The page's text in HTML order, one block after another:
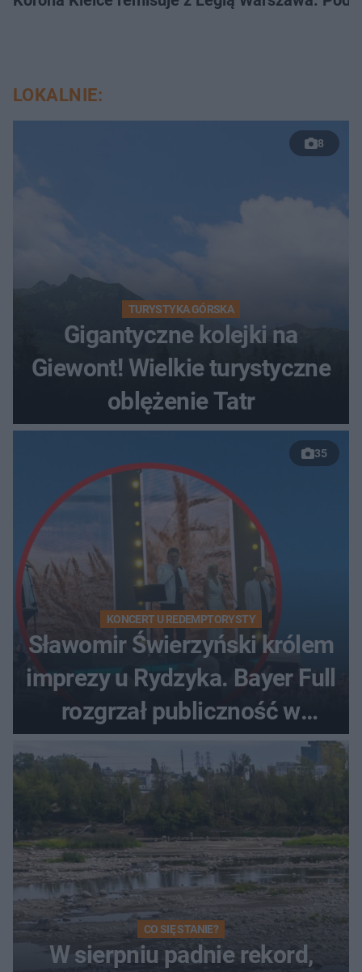
LOKALNIE:
8
TURYSTYKA GÓRSKA
Gigantyczne kolejki na
Giewont! Wielkie turystyczne
oblężenie Tatr
35
KONCERT U REDEMPTORYSTY
Sławomir Świerzyński królem
imprezy u Rydzyka. Bayer Full
rozgrzał publiczność w
Toruniu
CO SIĘ STANIE?
W sierpniu padnie rekord,